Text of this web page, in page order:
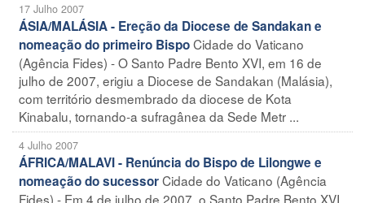
17 Julho 2007
ÁSIA/MALÁSIA - Ereção da Diocese de Sandakan e
nomeação do primeiro BispoCidade do Vaticano
(Agência Fides) - O Santo Padre Bento XVI, em 16 de
julho de 2007, erigiu a Diocese de Sandakan (Malásia),
com território desmembrado da diocese de Kota
Kinabalu, tornando-a sufragânea da Sede Metr ...
4 Julho 2007
ÁFRICA/MALAVI - Renúncia do Bispo de Lilongwe e
nomeação do sucessorCidade do Vaticano (Agência
Fides) - Em 4 de julho de 2007, o Santo Padre Bento XVI